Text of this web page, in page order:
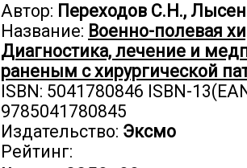
Автор: Переходов С.Н.,
Название: Военно-полевая
Диагностика, лечение и
раненым с хирургической
ISBN: 5041780846 ISBN-
9785041780845
Издательство: Эксмо
Рейтинг: